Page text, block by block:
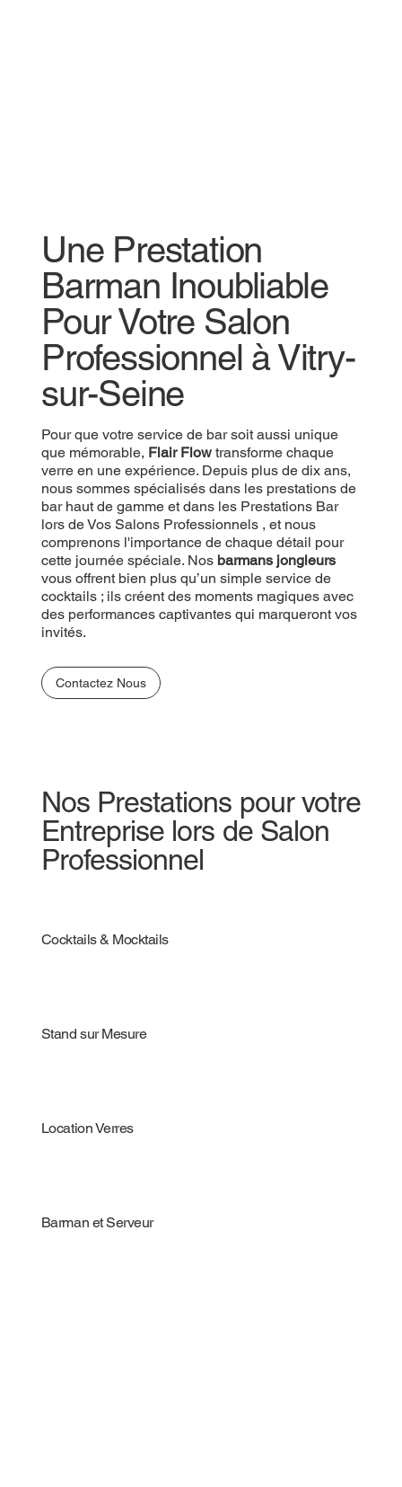
Une Prestation
Barman Inoubliable
Pour Votre Salon
Professionnel à Vitry-
sur-Seine
Pour que votre service de bar soit aussi unique
que mémorable, Flair Flowtransforme chaque
verre en une expérience. Depuis plus de dix ans,
nous sommes spécialisés dans les prestations de
bar haut de gamme et dans les Prestations Bar
lors de Vos Salons Professionnels , et nous
comprenons l'importance de chaque détail pour
cette journée spéciale. Nos barmans jongleurs
vous offrent bien plus qu’un simple service de
cocktails ; ils créent des moments magiques avec
des performances captivantes qui marqueront vos
invités.
Contactez Nous
Nos Prestations pour votre
Entreprise lors de Salon
Professionnel
Cocktails & Mocktails
Stand sur Mesure
Location Verres
Barman et Serveur